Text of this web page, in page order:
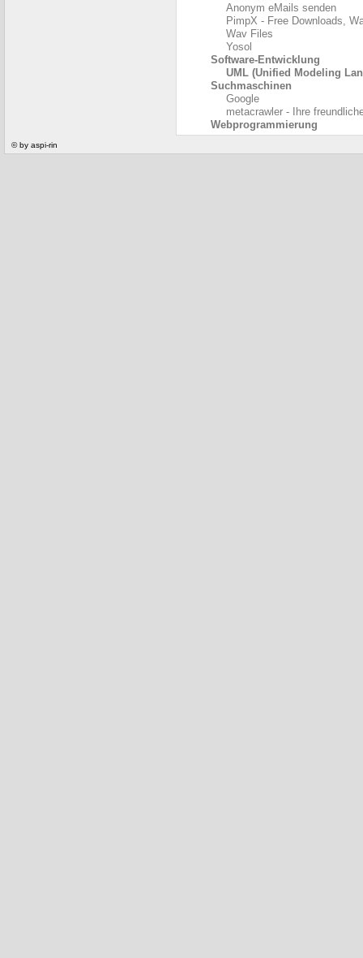
Anonym eMails senden
PimpX - Free Downloads,
Wav Files
Yosol
Software-Entwicklung
UML (Unified Modeling
Suchmaschinen
Google
metacrawler - Ihre
Webprogrammierung
© by aspi-rin